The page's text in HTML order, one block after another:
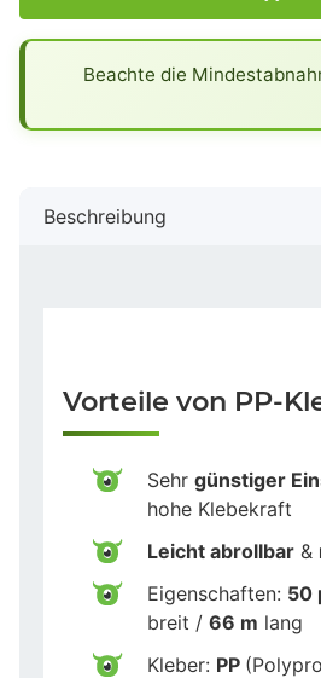
Beachte die
Beschreibung
Vorteile von PP-
Sehr günstiger
hohe Klebekraft
Leicht abrollbar &
Eigenschaften: 50
breit / 66 m lang
Kleber: PP